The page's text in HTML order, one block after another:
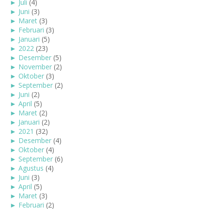
► Juli (4)
► Juni (3)
► Maret (3)
► Februari (3)
► Januari (5)
► 2022 (23)
► Desember (5)
► November (2)
► Oktober (3)
► September (2)
► Juni (2)
► April (5)
► Maret (2)
► Januari (2)
► 2021 (32)
► Desember (4)
► Oktober (4)
► September (6)
► Agustus (4)
► Juni (3)
► April (5)
► Maret (3)
► Februari (2)